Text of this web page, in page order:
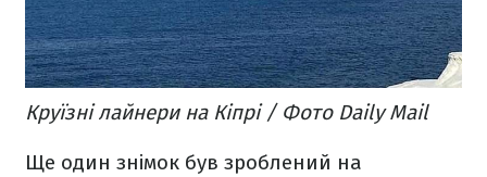
Круїзні лайнери на Кіпрі / Фото Daily Mail
Ще один знімок був зроблений на